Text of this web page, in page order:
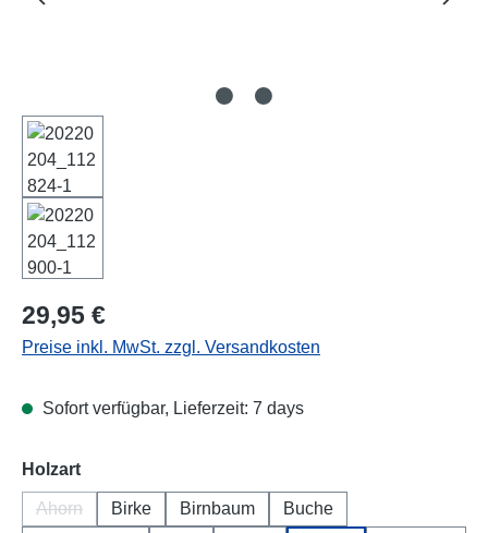
Regulärer Preis:
29,95 €
Preise inkl. MwSt. zzgl. Versandkosten
Sofort verfügbar, Lieferzeit: 7 days
Holzartauswählen
Ahorn
(Diese Option ist zurzeit nicht verfügbar.)
Birke Birnbaum
Buche